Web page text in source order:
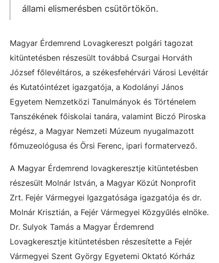
állami elismerésben csütörtökön.
Magyar Érdemrend Lovagkereszt polgári tagozat
kitüntetésben részesült továbbá Csurgai Horváth
József főlevéltáros, a székesfehérvári Városi Levéltár
és Kutatóintézet igazgatója, a Kodolányi János
Egyetem Nemzetközi Tanulmányok és Történelem
Tanszékének főiskolai tanára, valamint Biczó Piroska
régész, a Magyar Nemzeti Múzeum nyugalmazott
főmuzeológusa és Örsi Ferenc, ipari formatervező.
A Magyar Érdemrend lovagkeresztje kitüntetésben
részesült Molnár István, a Magyar Közút Nonprofit
Zrt. Fejér Vármegyei Igazgatósága igazgatója és dr.
Molnár Krisztián, a Fejér Vármegyei Közgyűlés elnöke.
Dr. Sulyok Tamás a Magyar Érdemrend
Lovagkeresztje kitüntetésben részesítette a Fejér
Vármegyei Szent György Egyetemi Oktató Kórház